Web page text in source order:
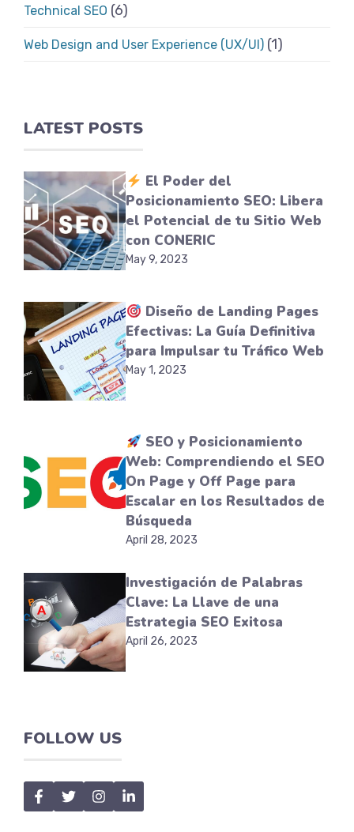
Technical SEO (6)
Web Design and User Experience (UX/UI) (1)
LATEST POSTS
El Poder del
Posicionamiento SEO: Libera
el Potencial de tu Sitio Web
con CONERIC
May 9, 2023
Diseño de Landing Pages
Efectivas: La Guía Definitiva
para Impulsar tu Tráfico Web
May 1, 2023
SEO y Posicionamiento
Web: Comprendiendo el SEO
On Page y Off Page para
Escalar en los Resultados de
Búsqueda
April 28, 2023
Investigación de Palabras
Clave: La Llave de una
Estrategia SEO Exitosa
April 26, 2023
FOLLOW US